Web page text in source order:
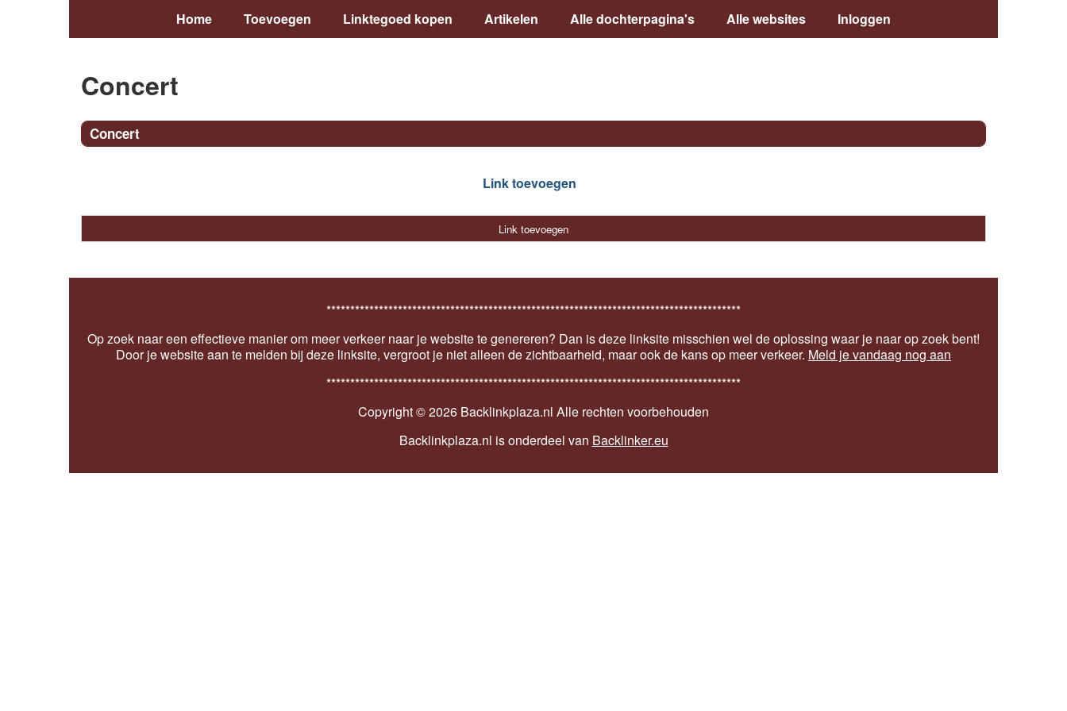
Home Toevoegen Linktegoed kopen Artikelen Alle dochterpagina's Alle websites Inloggen
Concert
Concert
Link toevoegen
Link toevoegen
***************************************************************************************
Op zoek naar een effectieve manier om meer verkeer naar je website te genereren? Dan is deze linksite misschien wel de oplossing waar je naar op zoek bent!
Door je website aan te melden bij deze linksite, vergroot je niet alleen de zichtbaarheid, maar ook de kans op meer verkeer. Meld je vandaag nog aan
***************************************************************************************
Copyright ©2026 Backlinkplaza.nl Alle rechten voorbehouden
Backlinkplaza.nl is onderdeel van Backlinker.eu